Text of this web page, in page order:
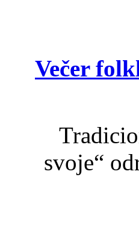
Večer
svoje“